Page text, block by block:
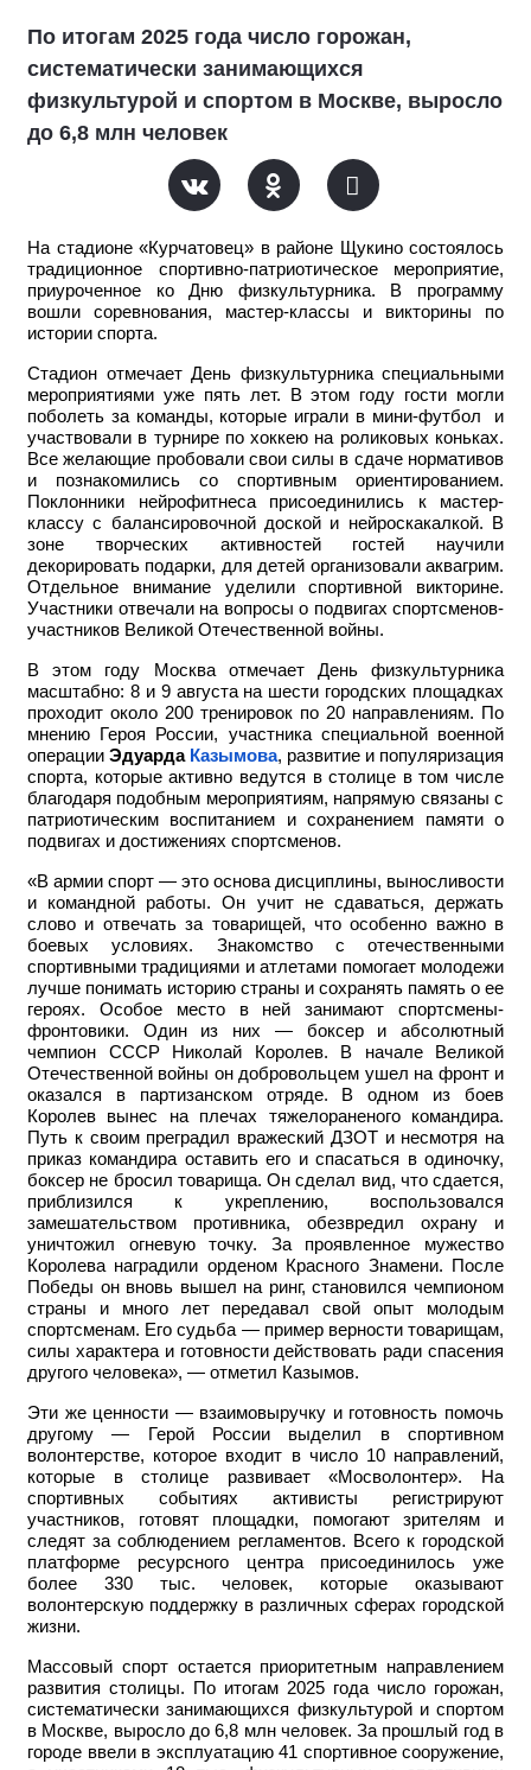
По итогам 2025 года число горожан,
систематически занимающихся
физкультурой и спортом в Москве, выросло
до 6,8 млн человек
На стадионе «Курчатовец» в районе Щукино состоялось
традиционное спортивно-патриотическое мероприятие,
приуроченное ко Дню физкультурника. В программу
вошли соревнования, мастер-классы и викторины по
истории спорта.
Стадион отмечает День физкультурника специальными
мероприятиями уже пять лет. В этом году гости могли
поболеть за команды, которые играли в мини-футбол и
участвовали в турнире по хоккею на роликовых коньках.
Все желающие пробовали свои силы в сдаче нормативов
и познакомились со спортивным ориентированием.
Поклонники нейрофитнеса присоединились к мастер-
классу с балансировочной доской и нейроскакалкой. В
зоне творческих активностей гостей научили
декорировать подарки, для детей организовали аквагрим.
Отдельное внимание уделили спортивной викторине.
Участники отвечали на вопросы о подвигах спортсменов-
участников Великой Отечественной войны.
В этом году Москва отмечает День физкультурника
масштабно: 8 и 9 августа на шести городских площадках
проходит около 200 тренировок по 20 направлениям. По
мнению Героя России, участника специальной военной
операции Эдуарда Казымова, развитие и популяризация
спорта, которые активно ведутся в столице в том числе
благодаря подобным мероприятиям, напрямую связаны с
патриотическим воспитанием и сохранением памяти о
подвигах и достижениях спортсменов.
«В армии спорт — это основа дисциплины, выносливости
и командной работы. Он учит не сдаваться, держать
слово и отвечать за товарищей, что особенно важно в
боевых условиях. Знакомство с отечественными
спортивными традициями и атлетами помогает молодежи
лучше понимать историю страны и сохранять память о ее
героях. Особое место в ней занимают спортсмены-
фронтовики. Один из них — боксер и абсолютный
чемпион СССР Николай Королев. В начале Великой
Отечественной войны он добровольцем ушел на фронт и
оказался в партизанском отряде. В одном из боев
Королев вынес на плечах тяжелораненого командира.
Путь к своим преградил вражеский ДЗОТ и несмотря на
приказ командира оставить его и спасаться в одиночку,
боксер не бросил товарища. Он сделал вид, что сдается,
приблизился к укреплению, воспользовался
замешательством противника, обезвредил охрану и
уничтожил огневую точку. За проявленное мужество
Королева наградили орденом Красного Знамени. После
Победы он вновь вышел на ринг, становился чемпионом
страны и много лет передавал свой опыт молодым
спортсменам. Его судьба — пример верности товарищам,
силы характера и готовности действовать ради спасения
другого человека», — отметил Казымов.
Эти же ценности — взаимовыручку и готовность помочь
другому — Герой России выделил в спортивном
волонтерстве, которое входит в число 10 направлений,
которые в столице развивает «Мосволонтер». На
спортивных событиях активисты регистрируют
участников, готовят площадки, помогают зрителям и
следят за соблюдением регламентов. Всего к городской
платформе ресурсного центра присоединилось уже
более 330 тыс. человек, которые оказывают
волонтерскую поддержку в различных сферах городской
жизни.
Массовый спорт остается приоритетным направлением
развития столицы. По итогам 2025 года число горожан,
систематически занимающихся физкультурой и спортом
в Москве, выросло до 6,8 млн человек. За прошлый год в
городе ввели в эксплуатацию 41 спортивное сооружение,